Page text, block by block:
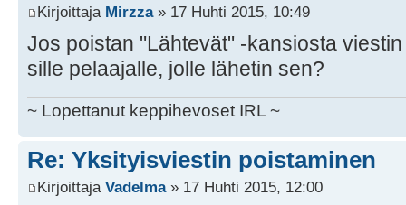
Kirjoittaja Mirzza» 17 Huhti 2015, 10:49
Jos poistan "Lähtevät" -kansiosta
sille pelaajalle, jolle lähetin sen?
~ Lopettanut keppihevoset IRL ~
Re: Yksityisviestin poistaminen
Kirjoittaja Vadelma» 17 Huhti 2015, 12:00